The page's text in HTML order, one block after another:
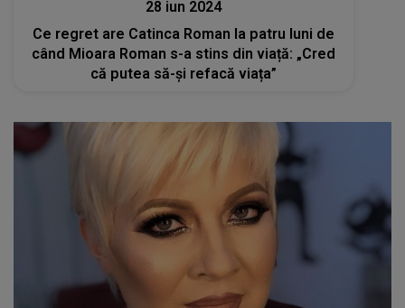
28 iun 2024
Ce regret are Catinca Roman la patru luni de
când Mioara Roman s-a stins din viață: „Cred
că putea să-și refacă viața”